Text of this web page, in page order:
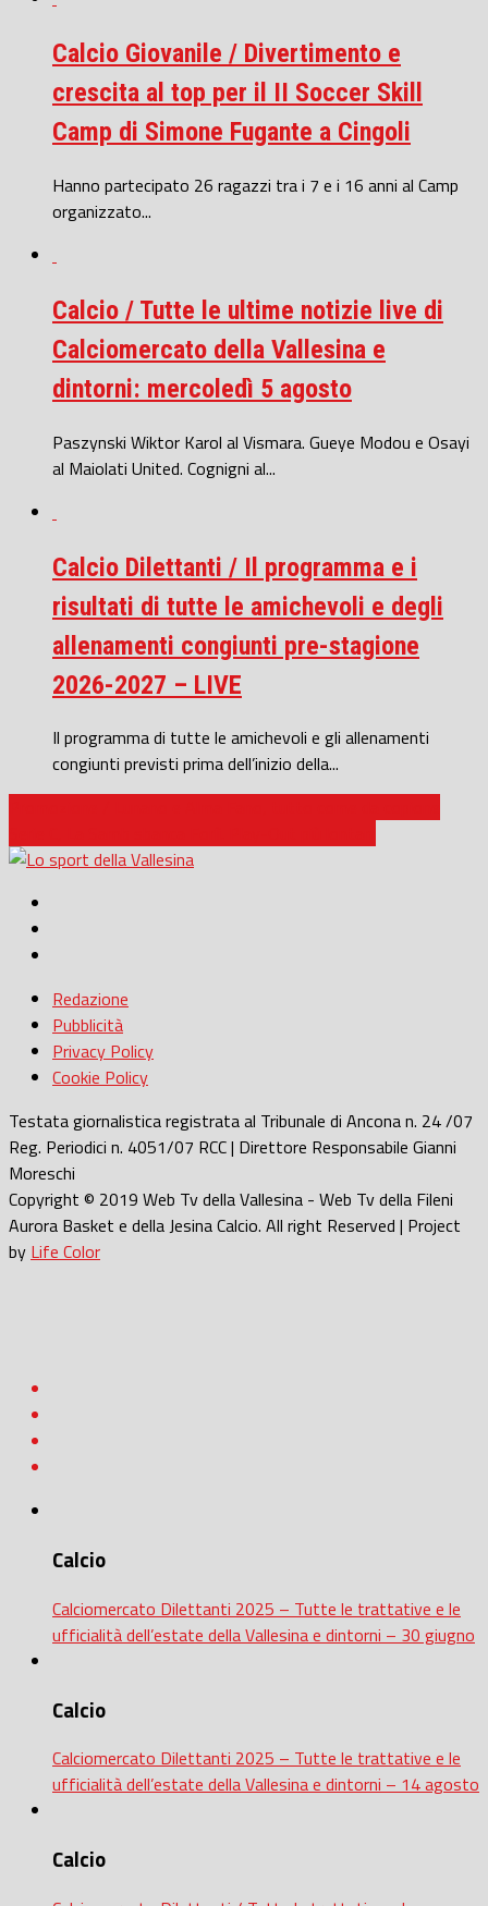
Calcio Giovanile / Divertimento e
crescita al top per il II Soccer Skill
Camp di Simone Fugante a Cingoli
Hanno partecipato 26 ragazzi tra i 7 e i 16 anni al Camp
organizzato...
Calcio / Tutte le ultime notizie live di
Calciomercato della Vallesina e
dintorni: mercoledì 5 agosto
Paszynski Wiktor Karol al Vismara. Gueye Modou e Osayi
al Maiolati United. Cognigni al...
Calcio Dilettanti / Il programma e i
risultati di tutte le amichevoli e degli
allenamenti congiunti pre-stagione
2026-2027 – LIVE
Il programma di tutte le amichevoli e gli allenamenti
congiunti previsti prima dell’inizio della...
Redazione
Pubblicità
Privacy Policy
Cookie Policy
Testata giornalistica registrata al Tribunale di Ancona n. 24 /07
Reg. Periodici n. 4051/07 RCC | Direttore Responsabile Gianni
Moreschi
Copyright © 2019 Web Tv della Vallesina - Web Tv della Fileni
Aurora Basket e della Jesina Calcio. All right Reserved | Project
by Life Color
Calcio
Calciomercato Dilettanti 2025 – Tutte le trattative e le
ufficialità dell’estate della Vallesina e dintorni – 30 giugno
Calcio
Calciomercato Dilettanti 2025 – Tutte le trattative e le
ufficialità dell’estate della Vallesina e dintorni – 14 agosto
Calcio